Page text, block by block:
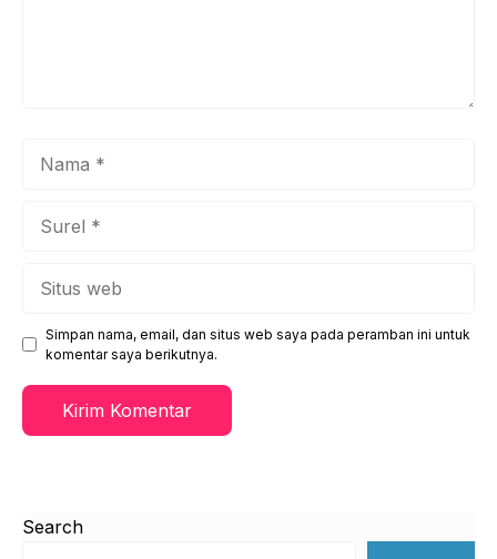
Simpan nama, email, dan situs web saya pada peramban ini untuk
komentar saya berikutnya.
Search